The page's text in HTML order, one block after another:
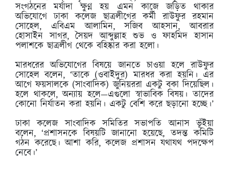
সংগঠনের মর্যাদা ক্ষুণ্ন হয় এমন কাজে জড়িত থাকার
অভিযোগে ঢাকা কলেজ ছাত্রলীগের কর্মী রাউফুর রহমান
সোহেল, এবিএম আলামিন, সজিব আহসান, আবরার
হোসাইন সাগর, সৈয়দ আব্দুল্লাহ শুভ ও ফাহমিদ হাসান
পলাশকে ছাত্রলীগ থেকে বহিষ্কার করা হলো।
মারধরের অভিযোগের বিষয়ে জানতে চাওয়া হলে রাউফুর
সোহেল বলেন, ‘তাকে (ওবাইদুর) মারধর করা হয়নি। এর
আগে ফয়সালকে (সাংবাদিক) জুনিয়ররা একটু বকা দিয়েছিল।
হলে থাকলে, অন্যায় হলে—এগুলো স্বাভাবিক বিষয়। তাদের
কোনো নির্যাতন করা হয়নি। একটু বেশি করে ছড়ানো হচ্ছে।’
ঢাকা কলেজ সাংবাদিক সমিতির সভাপতি আনাস ভূঁইয়া
বলেন, ‘প্রশাসনকে বিষয়টি জানানো হয়েছে, তদন্ত কমিটি
গঠন করেছে। আশা করি, কলেজ প্রশাসন যথাযথ পদক্ষেপ
নেবে।’